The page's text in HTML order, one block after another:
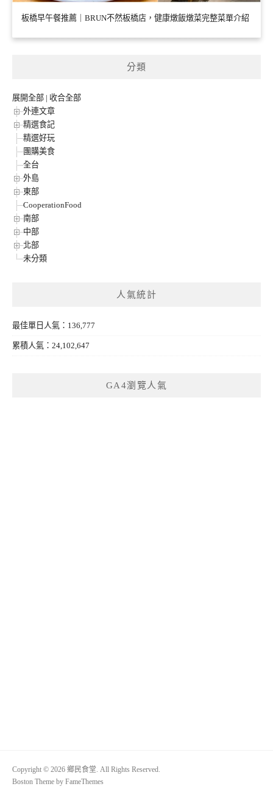
板橋早午餐推薦｜BRUN不然板橋店，健康燉飯燉菜完整菜單介紹
分類
展開全部 | 收合全部
外連文章
精選食記
精選好玩
團購美食
全台
外島
東部
CooperationFood
南部
中部
北部
未分類
人氣統計
最佳單日人氣：136,777
累積人氣：24,102,647
GA4瀏覽人氣
Copyright © 2026 鄉民食堂. All Rights Reserved.
Boston Theme by FameThemes